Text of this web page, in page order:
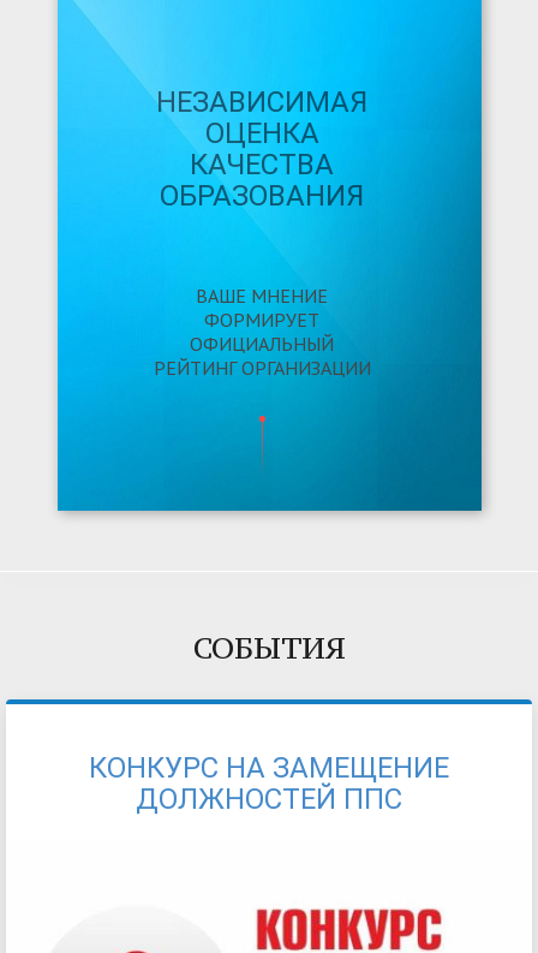
НЕЗАВИСИМАЯ
ОЦЕНКА
КАЧЕСТВА
ОБРАЗОВАНИЯ
ВАШЕ МНЕНИЕ
ФОРМИРУЕТ
ОФИЦИАЛЬНЫЙ
РЕЙТИНГ ОРГАНИЗАЦИИ
СОБЫТИЯ
КОНКУРС НА ЗАМЕЩЕНИЕ
ДОЛЖНОСТЕЙ ППС